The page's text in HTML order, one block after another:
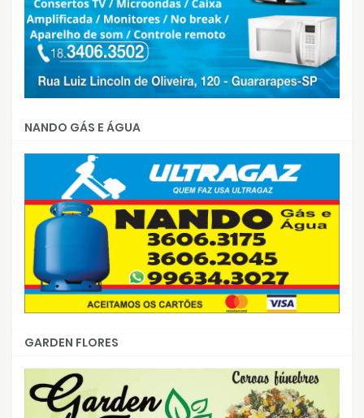
NANDO GÁS E ÁGUA
GARDEN FLORES